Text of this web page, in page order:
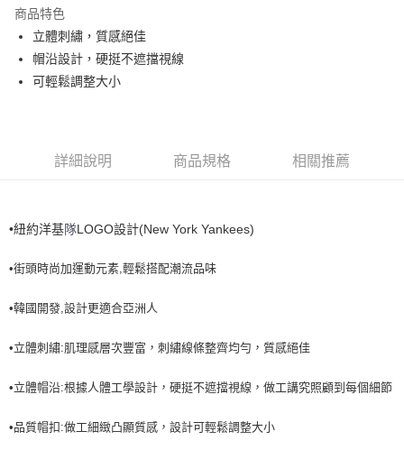
Apple Pay
街口支付
全家取貨付款<未取貨列黑名單/不支援離島取退>
全家取貨<不支援離島取退>
每筆NT$60，滿NT$499(含以上)免運費
7-11取貨<不支援離島取退>
每筆NT$80，滿NT$699(含以上)免運費
商品特色
立體刺繡，質感絕佳
帽沿設計，硬挺不遮擋視線
可輕鬆調整大小
詳細說明 商品規格 相關推薦
•紐約洋基隊LOGO設計(New York Yankees)
•街頭時尚加運動元素,輕鬆搭配潮流品味
•韓國開發,設計更適合亞洲人
•立體刺繡:肌理感層次豐富，刺繡線條整齊均勻，質感絕佳
•立體帽沿:根據人體工學設計，硬挺不遮擋視線，做工講究照顧到每個細節
•品質帽扣:做工細緻凸顯質感，設計可輕鬆調整大小